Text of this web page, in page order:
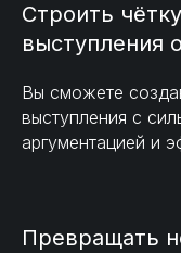
Строить
выступления
Вы сможете
выступления с
аргументацией и
Превращать